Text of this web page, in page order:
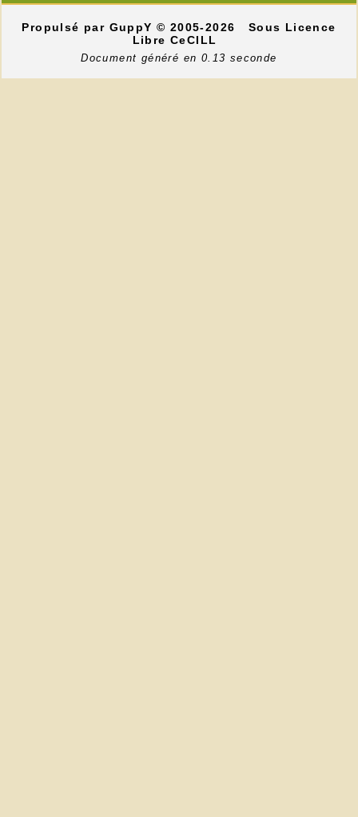
Propulsé par GuppY© 2005-2026
Sous Licence
Libre CeCILL
Document généré en 0.13 seconde